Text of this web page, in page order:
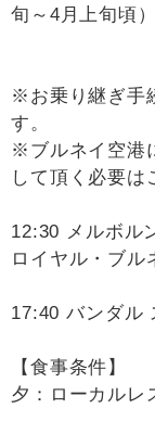
旬～4月上旬頃
※お乗り継ぎ手
す。
※ブルネイ空港
して頂く必要は
12:30 メルボル
ロイヤル・ブル
17:40 バンダル
【食事条件】
夕：ローカルレ